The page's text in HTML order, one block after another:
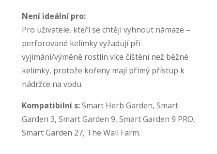
Není ideální pro:
Pro uživatele, kteří se chtějí vyhnout námaze –
perforované kelímky vyžadují při
vyjímání/výměně rostlin více čištění než běžné
kelímky, protože kořeny mají přímý přístup k
nádržce na vodu.
Kompatibilní s:Smart Herb Garden, Smart
Garden 3, Smart Garden 9, Smart Garden 9 PRO,
Smart Garden 27, The Wall Farm.